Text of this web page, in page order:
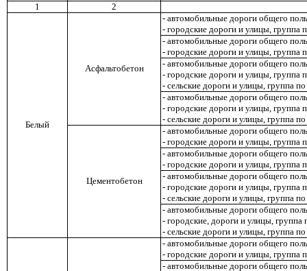
1
2
Белый
Асфальтобетон
- автомобильные дороги общего
- городские дороги и улицы,
- автомобильные дороги общего
- городские дороги и улицы,
- автомобильные дороги общего
- городские дороги и улицы, группа
- сельские дороги и улицы, группа
- автомобильные дороги общего
- городские дороги и улицы, группа
- сельские дороги и улицы, группа
Цементобетон
- автомобильные дороги общего
- городские дороги и улицы, группа
- автомобильные дороги общего
- городские дороги и улицы,
- автомобильные дороги общего
- городские дороги и улицы,
- сельские дороги и улицы, группа
- автомобильные дороги общего
- городские, дороги и улицы,
- сельские дороги и улицы, группа
- автомобильные дороги общего
- городские дороги и улицы,
- автомобильные дороги общего